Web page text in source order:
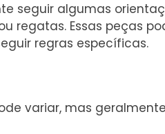
seguir algumas
regatas. Essas peças
regras específicas.
variar, mas